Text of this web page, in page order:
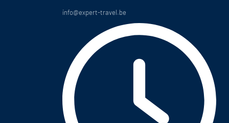
info@expert-travel.be